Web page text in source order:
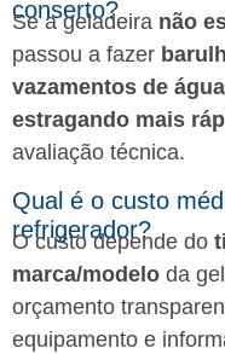
conserto?
Se a geladeira não
passou a fazer
vazamentos de água
estragando mais
avaliação técnica.
Qual é o custo
refrigerador?
O custo depende do
marca/modelo da
orçamento
equipamento e